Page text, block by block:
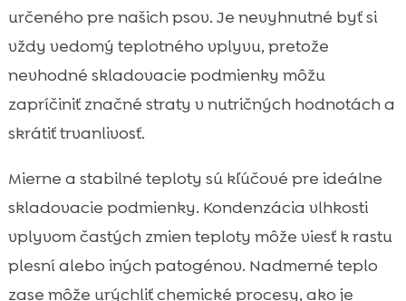
určeného pre našich psov. Je nevyhnutné byť si
vždy vedomý teplotného vplyvu, pretože
nevhodné skladovacie podmienky môžu
zapríčiniť značné straty v nutričných hodnotách a
skrátiť trvanlivosť.
Mierne a stabilné teploty sú kľúčové pre ideálne
skladovacie podmienky. Kondenzácia vlhkosti
vplyvom častých zmien teploty môže viesť k rastu
plesní alebo iných patogénov. Nadmerné teplo
zase môže urýchliť chemické procesy, ako je